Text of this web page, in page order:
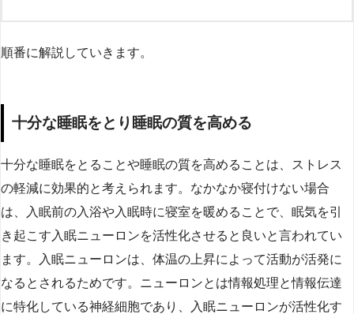
順番に解説していきます。
十分な睡眠をとり睡眠の質を高める
十分な睡眠をとることや睡眠の質を高めることは、ストレス
の軽減に効果的と考えられます。なかなか寝付けない場合
は、入眠前の入浴や入眠時に寝室を暖めることで、眠気を引
き起こす入眠ニューロンを活性化させると良いと言われてい
ます。入眠ニューロンは、体温の上昇によって活動が活発に
なるとされるためです。ニューロンとは情報処理と情報伝達
に特化している神経細胞であり、入眠ニューロンが活性化す